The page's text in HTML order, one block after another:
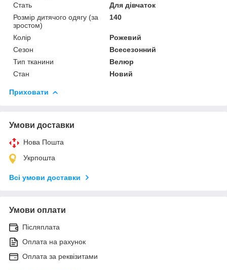
Стать
Для дівчаток
Розмір дитячого одягу (за
зростом)
140
Колір
Рожевий
Сезон
Всесезонний
Тип тканини
Велюр
Стан
Новий
Приховати
Умови доставки
Нова Пошта
Укрпошта
Всі умови доставки
Умови оплати
Післяплата
Оплата на рахунок
Оплата за реквізитами